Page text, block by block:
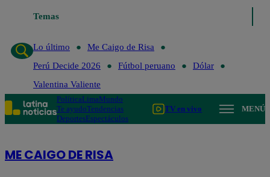
Temas
Lo último
Me Caigo de Risa
Perú Decide 2026
Fútbol peruano
Dólar
Valentina Valiente
PolíticaLimaMundo
Te ayudoTendencias
DeportesEspectáculos
TV en vivo MENÚ
ME CAIGO DE RISA